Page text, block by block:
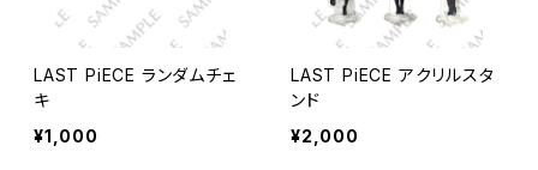
LAST PiECE ランダムチェ
キ
¥1,000
LAST PiECE アクリルスタ
ンド
¥2,000